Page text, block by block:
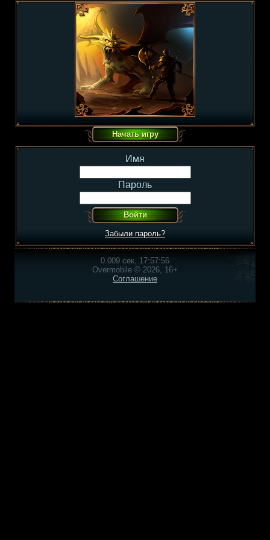
Имя
Пароль
Забыли пароль?
0.009 сек, 17:57:56
Overmobile © 2026, 16+
Соглашение